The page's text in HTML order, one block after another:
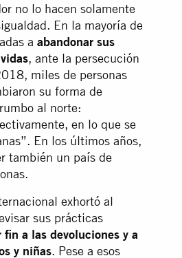
no lo hacen solamente
En la mayoría de
a abandonar sus
, ante la persecución
miles de personas
su forma de
al norte:
en lo que se
En los últimos años,
también un país de
exhortó al
sus prácticas
fin a las devoluciones y a
y niñas. Pese a esos